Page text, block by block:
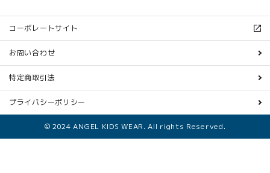
コーポレートサイト
お問い合わせ
特定商取引法
プライバシーポリシー
© 2024 ANGEL KIDS WEAR. All rights Reserved.